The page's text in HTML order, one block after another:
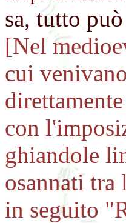
sa, tutto
[Nel
cui
con
ghiandole
osannati
in seguito